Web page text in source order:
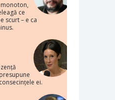
ce
scurt – e ca
ei.